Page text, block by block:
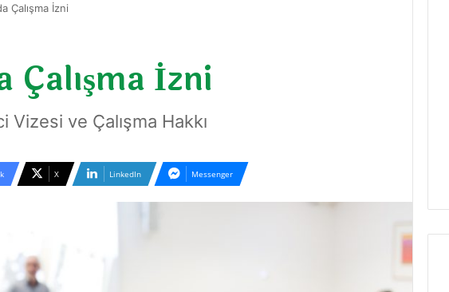
Çalışma İzni
Çalışma İzni
Vizesi ve Çalışma Hakkı
X LinkedIn Messenger